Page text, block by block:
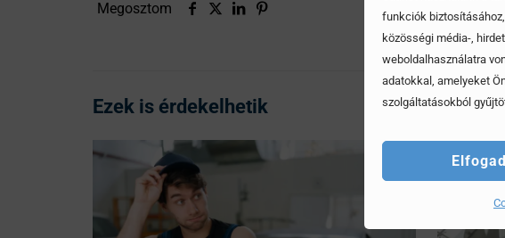
funkciók
közösségi média-,
weboldalhasználatra
adatokkal, amelyeket
szolgáltatásokból
Megosztom
Ezek is érdekelhetik